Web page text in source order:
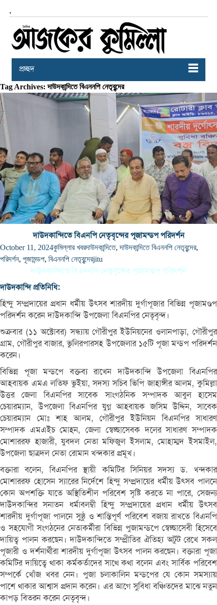
,
প্রচ্ছদ
Tag Archives: দাউদকান্দিতে বিএননপি নেতৃবৃন্দের
দাউদকান্দিতে বিএনপি নেতৃবৃন্দের পূজামন্ডপ পরিদর্শন
October 11, 2024কুমিল্লার খবরদাউদকান্দিতে,দাউদকান্দিতে বিএননপি নেতৃবৃন্দের,
পরিদর্শন, পূজামন্ডপ, বিএননপি নেতৃবৃন্দেরjitu
দাউদকান্দিতে বিএননপি নেতৃবৃন্দের পূজামন্ডপ পরিদর্শন
দাউদকান্দি প্রতিনিধি:
হিন্দু সম্প্রদায়ের প্রধান ধর্মীয় উৎসব শারদীয় দুর্গাপূজার বিভিন্ন পূজামণ্ডপ
পরিদর্শন করেন দাউদকান্দি উপজেলা বিএনপির নেতৃবৃন্দ।
শুক্রবার (১১ অক্টোবর) সন্ধ্যায় গৌরীপুর ইউনিয়নের ওলানপাড়া, গৌরীপুর
গ্রাম, গৌরীপুর বাজার, ভুলিরপারসহ উপজেলার ১৫টি পূজা মন্ডপ পরিদর্শন
করেন।
বিভিন্ন পূজা মন্ডপে বক্তব্য রাখেন দাউদকান্দি উপজেলা বিএনপির
আহবায়ক এমএ লতিফ ভুইয়া, সদস্য সচিব ভিপি জাহাঙ্গীর আলম, কুমিল্লা
উত্তর জেলা বিএনপির সাবেক সাংগঠনিক সম্পাদক আবুল হাসেম
চেয়ারম্যান, উপজেলা বিএনপির যুগ্ন আহবায়ক জসিম উদ্দিন, সাবেক
চেয়ারম্যান মোঃ শাহ আলম, গৌরীপুর ইউনিয়ন বিএনপির সাধারণ
সম্পাদক এমএইচ মোহন, জেলা স্বেচ্ছাসেবক দলের সাধারণ সম্পাদক
মোশাররফ হাজারী, যুবদল নেতা মফিজুল ইসলাম, মোহাম্মদ ইসমাইল,
উপজেলা ছাত্রদল নেতা রোমান খন্দকার প্রমূখ।
বক্তারা বলেন, বিএনপির স্থায়ী কমিটির সিনিয়র সদস্য ড. খন্দকার
মোশাররফ হোসেন স্যারের নির্দেশে হিন্দু সম্প্রদায়ের ধর্মীয় উৎসব পালনে
কোন অপশক্তি যাতে অস্থিতিশীল পরিবেশ সৃষ্টি করতে না পারে, সেজন্য
দাউদকান্দির সনাতন ধর্মাবলম্বী হিন্দু সম্প্রদায়ের প্রধান ধর্মীয় উৎসব
শারদীয় দুর্গাপূজা পালনে সুষ্ঠু ও শান্তিপূর্ণ পরিবেশ বজায় রাখতে বিএনপি
ও সহযোগী সংগঠনের নেতাকর্মীরা বিভিন্ন পুজামন্ডপে স্বেচ্ছাসেবী হিসেবে
দায়িত্ব পালন করছেন। দাউদকান্দিতে সম্প্রীতির ঐতিহ্য অটুট রেখে সকল
পূজারী ও দর্শনার্থীরা শারদীয় দুর্গাপূজা উৎসব পালন করছেন। বক্তারা পূজা
কমিটির দায়িত্বে থাকা কর্মকর্তাদের সাথে কথা বলেন এবং সার্বিক পরিবেশ
সম্পর্কে খোঁজ খবর নেন। পুজা চলাকালিন মন্ডপের যে কোন সমস্যায়
পাশে থাকার আশ্বাস প্রদান করেন। এর আগে সুবিধা বঞ্চিতদের মাঝে নতুন
কাপড় বিতরন করেন নেতৃবৃন্দ।